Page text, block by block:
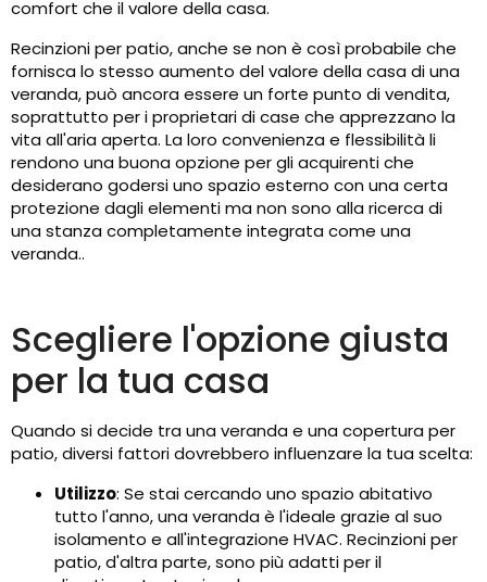
comfort che il valore della casa.
Recinzioni per patio, anche se non è così probabile che
fornisca lo stesso aumento del valore della casa di una
veranda, può ancora essere un forte punto di vendita,
soprattutto per i proprietari di case che apprezzano la
vita all'aria aperta. La loro convenienza e flessibilità li
rendono una buona opzione per gli acquirenti che
desiderano godersi uno spazio esterno con una certa
protezione dagli elementi ma non sono alla ricerca di
una stanza completamente integrata come una
veranda..
Scegliere l'opzione giusta
per la tua casa
Quando si decide tra una veranda e una copertura per
patio, diversi fattori dovrebbero influenzare la tua scelta:
Utilizzo: Se stai cercando uno spazio abitativo
tutto l'anno, una veranda è l'ideale grazie al suo
isolamento e all'integrazione HVAC. Recinzioni per
patio, d'altra parte, sono più adatti per il